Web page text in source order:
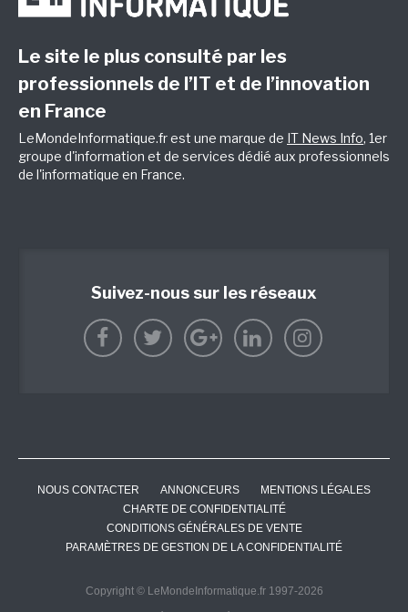
Le site le plus consulté par les
professionnels de l’IT et de l’innovation
en France
LeMondeInformatique.fr est une marque de IT News Info, 1er
groupe d'information et de services dédié aux professionnels
de l'informatique en France.
Suivez-nous sur les réseaux
NOUS CONTACTER ANNONCEURS
MENTIONS LÉGALES
CHARTE DE CONFIDENTIALITÉ
CONDITIONS GÉNÉRALES DE VENTE
PARAMÈTRES DE GESTION DE LA CONFIDENTIALITÉ
Copyright © LeMondeInformatique.fr 1997-2026